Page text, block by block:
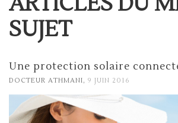
SUJET
Une protection solaire
DOCTEUR ATHMANI, 9 JUIN 2016